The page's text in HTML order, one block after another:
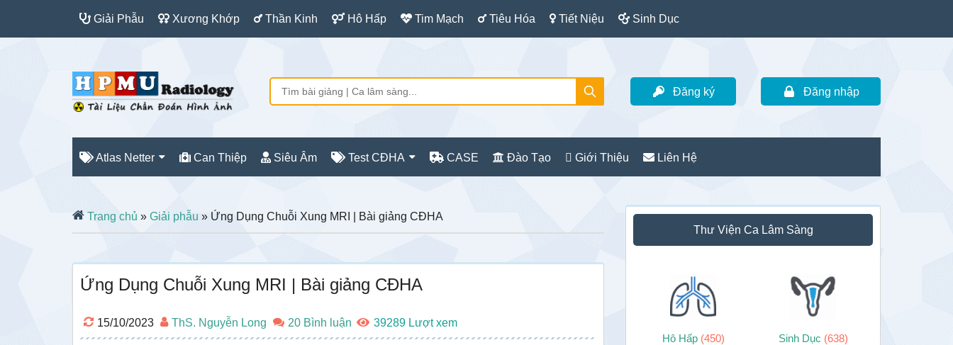
Giải Phẫu Xương Khớp Thần Kinh Hô Hấp Tim Mạch Tiêu Hóa Tiết Niệu Sinh Dục
Đăng ký Đăng nhập
Atlas Netter Can Thiệp Siêu Âm Test CĐHA CASE Đào Tạo Giới Thiệu Liên Hệ
Trang chủ » Giải phẫu » Ứng Dụng Chuỗi Xung MRI | Bài giảng CĐHA
Ứng Dụng Chuỗi Xung MRI | Bài giảng CĐHA
15/10/2023 ThS. Nguyễn Long 20 Bình luận 39289
Sidebar
chính
Thư Viện Ca Lâm Sàng
Hô Hấp (450) Sinh Dục (638)